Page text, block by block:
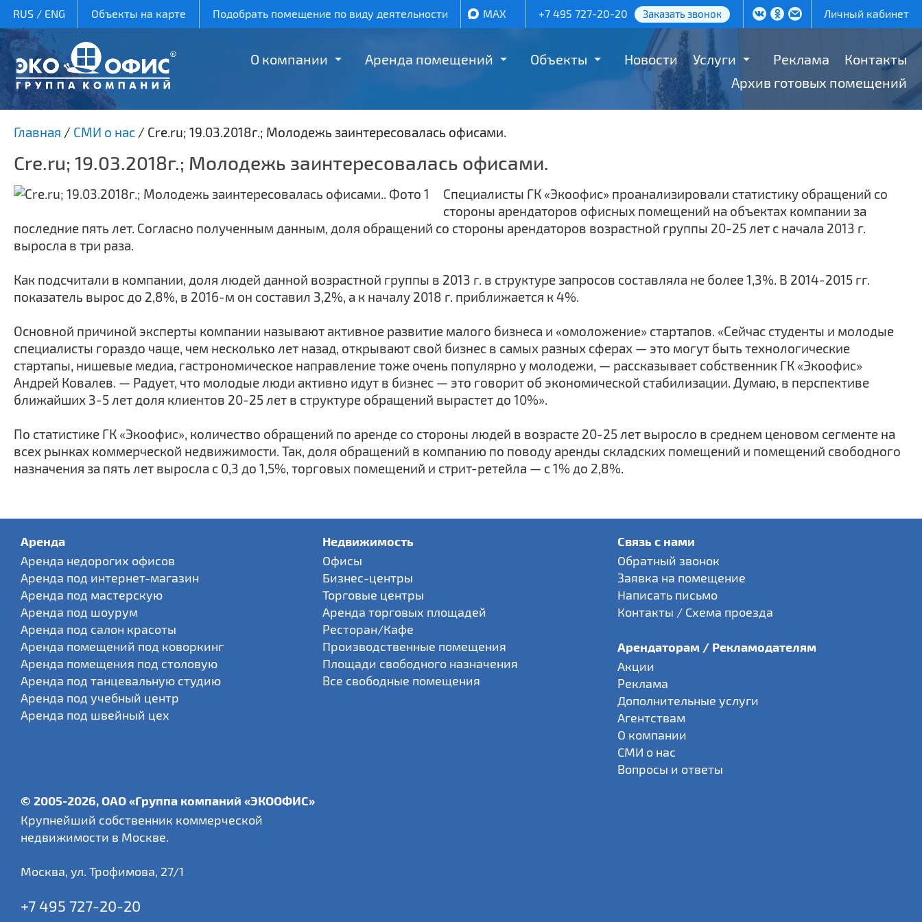
RUS/ ENG Объекты на карте Подобрать помещение по виду деятельности MAX +7 495 727-20-20 Заказать звонок Личный кабинет
О компании Аренда помещений Объекты Новости Услуги Реклама
Контакты
Архив готовых помещений
Главная / СМИ о нас / Cre.ru; 19.03.2018г.; Молодежь заинтересовалась офисами.
Cre.ru; 19.03.2018г.; Молодежь заинтересовалась офисами.
Специалисты ГК «Экоофис» проанализировали статистику обращений со
стороны арендаторов офисных помещений на объектах компании за
последние пять лет. Согласно полученным данным, доля обращений со стороны арендаторов возрастной группы 20-25 лет с начала 2013 г.
выросла в три раза.
Как подсчитали в компании, доля людей данной возрастной группы в 2013 г. в структуре запросов составляла не более 1,3%. В 2014-2015 гг.
показатель вырос до 2,8%, в 2016-м он составил 3,2%, а к началу 2018 г. приближается к 4%.
Основной причиной эксперты компании называют активное развитие малого бизнеса и «омоложение» стартапов. «Сейчас студенты и молодые
специалисты гораздо чаще, чем несколько лет назад, открывают свой бизнес в самых разных сферах — это могут быть технологические
стартапы, нишевые медиа, гастрономическое направление тоже очень популярно у молодежи, — рассказывает собственник ГК «Экоофис»
Андрей Ковалев. — Радует, что молодые люди активно идут в бизнес — это говорит об экономической стабилизации. Думаю, в перспективе
ближайших 3-5 лет доля клиентов 20-25 лет в структуре обращений вырастет до 10%».
По статистике ГК «Экоофис», количество обращений по аренде со стороны людей в возрасте 20-25 лет выросло в среднем ценовом сегменте на
всех рынках коммерческой недвижимости. Так, доля обращений в компанию по поводу аренды складских помещений и помещений свободного
назначения за пять лет выросла с 0,3 до 1,5%, торговых помещений и стрит-ретейла — с 1% до 2,8%.
Аренда
Аренда недорогих офисов
Аренда под интернет-магазин
Аренда под мастерскую
Аренда под шоурум
Аренда под салон красоты
Аренда помещений под коворкинг
Аренда помещения под столовую
Аренда под танцевальную студию
Аренда под учебный центр
Аренда под швейный цех
Недвижимость
Офисы
Бизнес-центры
Торговые центры
Аренда торговых площадей
Ресторан/Кафе
Производственные помещения
Площади свободного назначения
Все свободные помещения
Связь с нами
Обратный звонок
Заявка на помещение
Написать письмо
Контакты / Схема проезда
Арендаторам / Рекламодателям
Акции
Реклама
Дополнительные услуги
Агентствам
О компании
СМИ о нас
Вопросы и ответы
© 2005-2026, ОАО «Группа компаний «ЭКООФИС»
Крупнейший собственник коммерческой
недвижимости в Москве.
Москва, ул. Трофимова, 27/1
+7 495 727-20-20